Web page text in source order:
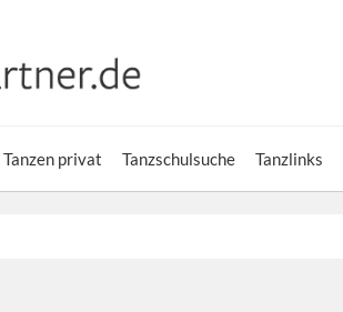
Tanzen privat Tanzschulsuche Tanzlinks